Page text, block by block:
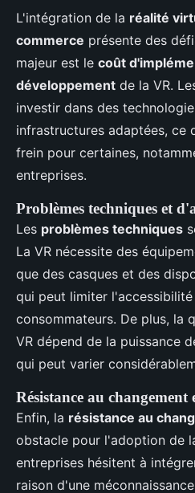
L'intégration de la réalité
commerce présente des
majeur est le coût
développement de la VR.
investir dans des
infrastructures adaptées, ce
frein pour certaines,
entreprises.
Problèmes techniques et
Les problèmes techniques
La VR nécessite des
que des casques et des
qui peut limiter
consommateurs. De plus, la
VR dépend de la puissance
qui peut varier
Résistance au changement
Enfin, la résistance au
obstacle pour l'adoption de
entreprises hésitent à
raison d'une